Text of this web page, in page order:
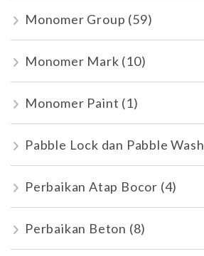
Monomer Group (59)
Monomer Mark (10)
Monomer Paint (1)
Pabble Lock dan Pabble Wash
Perbaikan Atap Bocor (4)
Perbaikan Beton (8)